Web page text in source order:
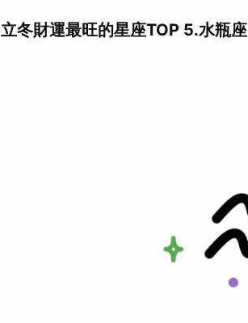
立冬財運最旺的星座TOP 5.水瓶座